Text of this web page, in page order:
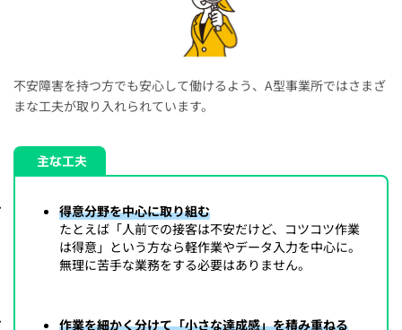
不安障害を持つ方でも安心して働けるよう、A型事業所ではさまざ
まな工夫が取り入れられています。
主な工夫
得意分野を中心に取り組む
たとえば「人前での接客は不安だけど、コツコツ作業
は得意」という方なら軽作業やデータ入力を中心に。
無理に苦手な業務をする必要はありません。
作業を細かく分けて「小さな達成感」を積み重ねる